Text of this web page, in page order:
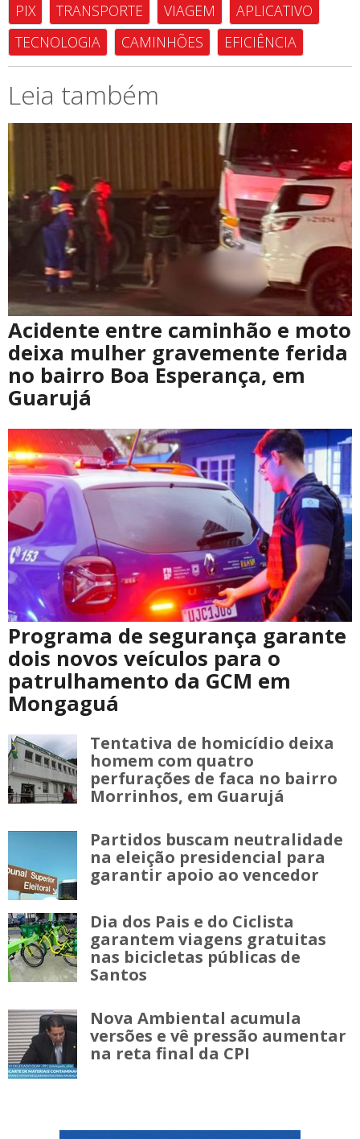
PIX TRANSPORTE VIAGEM
APLICATIVO
TECNOLOGIA
CAMINHÕES EFICIÊNCIA
Leia também
Acidente entre caminhão e moto
deixa mulher gravemente ferida
no bairro Boa Esperança, em
Guarujá
Programa de segurança garante
dois novos veículos para o
patrulhamento da GCM em
Mongaguá
Tentativa de homicídio deixa
homem com quatro
perfurações de faca no bairro
Morrinhos, em Guarujá
Partidos buscam neutralidade
na eleição presidencial para
garantir apoio ao vencedor
Dia dos Pais e do Ciclista
garantem viagens gratuitas
nas bicicletas públicas de
Santos
Nova Ambiental acumula
versões e vê pressão aumentar
na reta final da CPI